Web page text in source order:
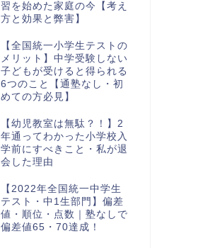
習を始めた家庭の今【考え
方と効果と弊害】
【全国統一小学生テストの
メリット】中学受験しない
子どもが受けると得られる
6つのこと【通塾なし・初
めての方必見】
【幼児教室は無駄？！】2
年通ってわかった小学校入
学前にすべきこと・私が退
会した理由
【2022年全国統一中学生
テスト・中1生部門】偏差
値・順位・点数｜塾なしで
偏差値65・70達成！